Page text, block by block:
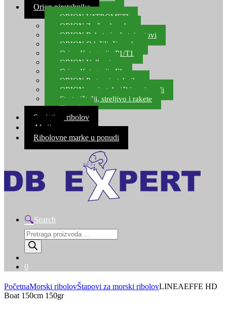
Orion pirotehnika
ORION VATROMETI
ORION Zračne bombe
ORION Rakete i raketni setovi
ORION Odašiljači zvuka
Orion Kategorija P1/T1
ORION Vulkani
Orion Kategorija F1
ORION Party pirotehnika
ORION nepirotehnički proizvodi
Start pištolji, streljivo i rakete
Kontakt
Savjeti za ribolov
Akcija
Ribolovne marke u ponudi
Search
Products
search
0
PočetnaMorski ribolovŠtapovi za morski ribolovLINEAEFFE HD
Boat 150cm 150gr